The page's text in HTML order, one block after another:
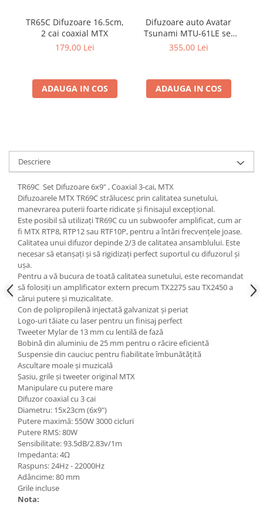
TR65C Difuzoare 16.5cm,
2 cai coaxial MTX
179,00 Lei
ADAUGA IN COS
Difuzoare auto Avatar
Tsunami MTU-61LE set
componente, 165mm,
355,00 Lei
ADAUGA IN COS
Descriere
TR69C Set Difuzoare 6x9" , Coaxial 3-cai, MTX
Difuzoarele MTX TR69C strălucesc prin calitatea sunetului,
manevrarea puterii foarte ridicate și finisajul excepțional.
Este posibil să utilizați TR69C cu un subwoofer amplificat, cum ar
fi MTX RTP8, RTP12 sau RTF10P, pentru a întări frecvențele joase.
Calitatea unui difuzor depinde 2/3 de calitatea ansamblului. Este
necesar să etanșați și să rigidizați perfect suportul cu difuzorul și
ușa.
Pentru a vă bucura de toată calitatea sunetului, este recomandat
să folosiți un amplificator extern precum TX2275 sau TX2450 a
cărui putere și muzicalitate.
Con de polipropilenă injectată galvanizat și periat
Logo-uri tăiate cu laser pentru un finisaj perfect
Tweeter Mylar de 13 mm cu lentilă de fază
Bobină din aluminiu de 25 mm pentru o răcire eficientă
Suspensie din cauciuc pentru fiabilitate îmbunătățită
Ascultare moale și muzicală
Șasiu, grile și tweeter original MTX
Manipulare cu putere mare
Difuzor coaxial cu 3 cai
Diametru: 15x23cm (6x9")
Putere maximă: 550W 3000 cicluri
Putere RMS: 80W
Sensibilitate: 93.5dB/2.83v/1m
Impedanta: 4Ω
Raspuns: 24Hz - 22000Hz
Adâncime: 80 mm
Grile incluse
Nota: